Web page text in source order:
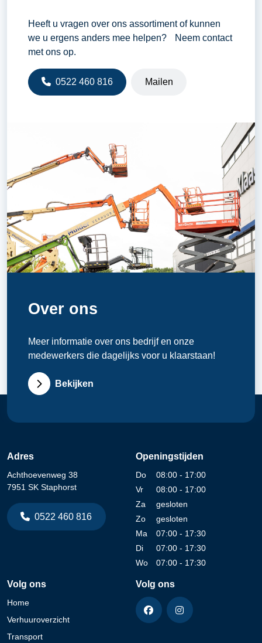
Heeft u vragen over ons assortiment of kunnen
we u ergens anders mee helpen? Neem contact
met ons op.
0522 460 816 Mailen
Over ons
Meer informatie over ons bedrijf en onze
medewerkers die dagelijks voor u klaarstaan!
Bekijken
Adres
Achthoevenweg 38
7951 SK Staphorst
0522 460 816
Openingstijden
Do
08:00 - 17:00
Vr
08:00 - 17:00
Za
gesloten
Zo
gesloten
Ma
07:00 - 17:30
Di
07:00 - 17:30
Wo
07:00 - 17:30
Volg ons
Home
Verhuuroverzicht
Transport
Volg ons